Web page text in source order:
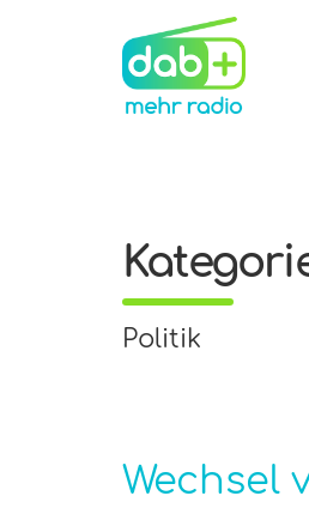
Politik
Wechsel